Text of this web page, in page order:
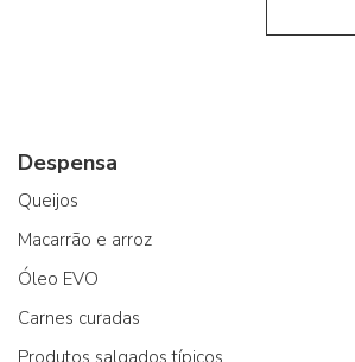
Despensa
Queijos
Macarrão e arroz
Óleo EVO
Carnes curadas
Produtos salgados típicos